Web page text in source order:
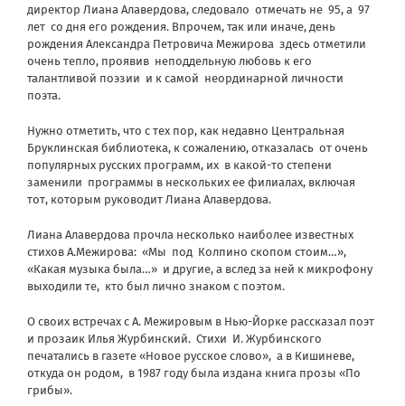
директор Лиана Алавердова, следовало отмечать не 95, а 97
лет со дня его рождения. Впрочем, так или иначе, день
рождения Александра Петровича Межирова здесь отметили
очень тепло, проявив неподдельную любовь к его
талантливой поэзии и к самой неординарной личности
поэта.
Нужно отметить, что с тех пор, как недавно Центральная
Бруклинская библиотека, к сожалению, отказалась от очень
популярных русских программ, их в какой-то степени
заменили программы в нескольких ее филиалах, включая
тот, которым руководит Лиана Алавердова.
Лиана Алавердова прочла несколько наиболее известных
стихов А.Межирова: «Мы под Колпино скопом стоим…»,
«Какая музыка была…» и другие, а вслед за ней к микрофону
выходили те, кто был лично знаком с поэтом.
О своих встречах с А. Межировым в Нью-Йорке рассказал поэт
и прозаик Илья Журбинский. Стихи И. Журбинского
печатались в газете «Новое русское слово», а в Кишиневе,
откуда он родом, в 1987 году была издана книга прозы «По
грибы».